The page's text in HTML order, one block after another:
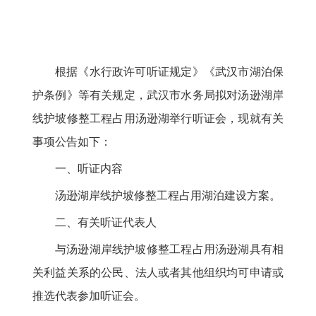
根据《水行政许可听证规定》《武汉市湖泊保
护条例》等有关规定，武汉市水务局拟对汤逊湖岸
线护坡修整工程占用汤逊湖举行听证会，现就有关
事项公告如下：
一、听证内容
汤逊湖岸线护坡修整工程占用湖泊建设方案。
二、有关听证代表人
与汤逊湖岸线护坡修整工程占用汤逊湖具有相
关利益关系的公民、法人或者其他组织均可申请或
推选代表参加听证会。